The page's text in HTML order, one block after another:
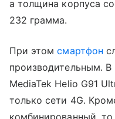
а толщина корпуса
232 грамма.
При этомсмартфон
производительным. В
MediaTek Helio G91
только сети 4G.